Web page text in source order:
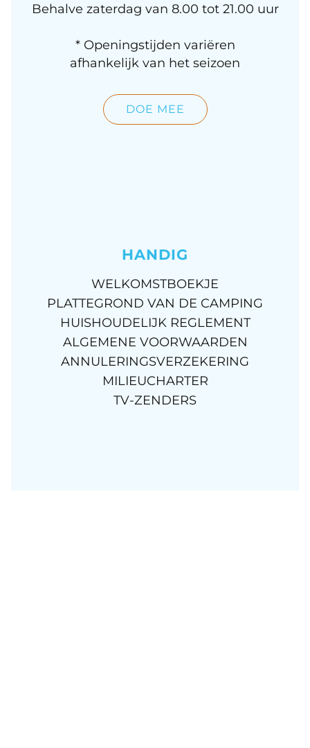
Behalve zaterdag van 8.00 tot 21.00 uur
* Openingstijden variëren
afhankelijk van het seizoen
DOE MEE
HANDIG
WELKOMSTBOEKJE
PLATTEGROND VAN DE CAMPING
HUISHOUDELIJK REGLEMENT
ALGEMENE VOORWAARDEN
ANNULERINGSVERZEKERING
MILIEUCHARTER
TV-ZENDERS